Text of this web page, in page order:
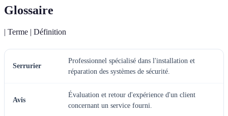
Glossaire
| Terme | Définition
Serrurier
Professionnel spécialisé dans l'installation et
réparation des systèmes de sécurité.
Avis
Évaluation et retour d'expérience d'un client
concernant un service fourni.